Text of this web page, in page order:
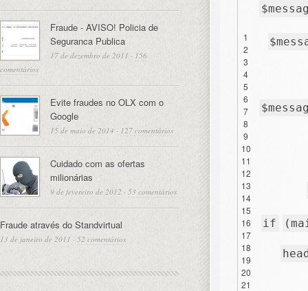
1
2
3
4
5
6
7
8
9
10
11
12
13
14
15
16
17
18
19
20
21
if
Fraude - AVISO! Policia de
Seguranca Publica
17 de dezembro de 2011 · 156
comentários
Evite fraudes no OLX com o
Google
15 de maio de 2014 · 127 comentários
Cuidado com as ofertas
milionárias
9 de fevereiro de 2012 · 53 comentários
Fraude através do Standvirtual
13 de janeiro de 2011 · 52 comentários